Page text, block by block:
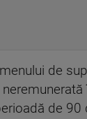
de
de 90